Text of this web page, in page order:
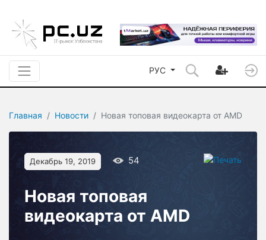
РУС
Главная Новости Новая топовая видеокарта от AMD
Декабрь 19, 2019 54
Новая топовая
видеокарта от AMD